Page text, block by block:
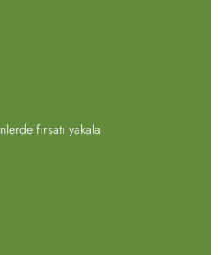
fırsatı yakala